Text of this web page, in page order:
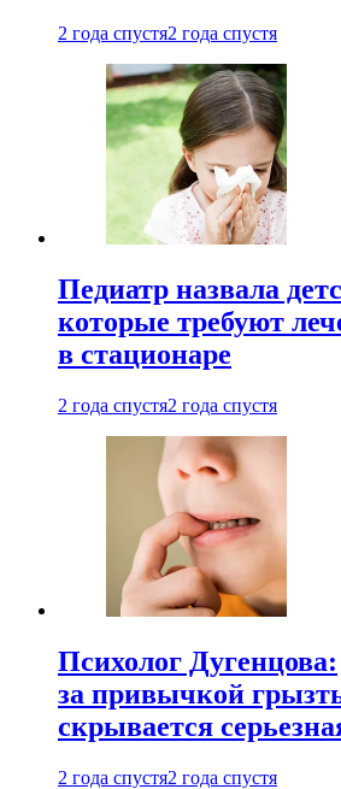
2 года спустя2 года спустя
Педиатр назвала
которые требуют
в стационаре
2 года спустя2 года спустя
Психолог Дугенцова:
за привычкой
скрывается
2 года спустя2 года спустя